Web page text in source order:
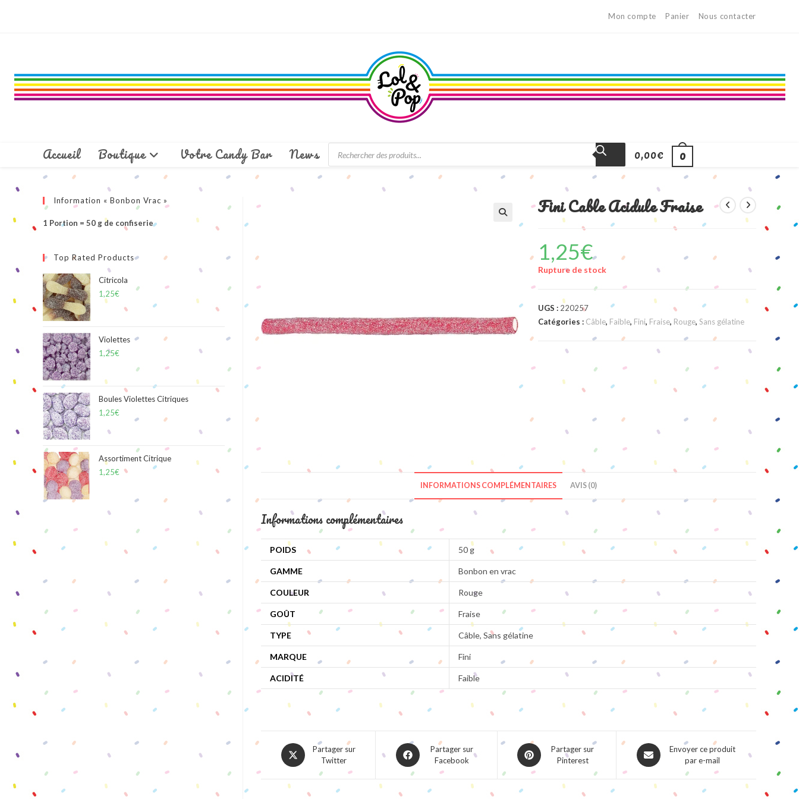
Mon compte Panier Nous contacter
Accueil Boutique Votre Candy Bar News
de
produits
0,00€ 0
Fini Cable Acidule Fraise
1,25€
Rupture de stock
UGS : 220257
Catégories : Câble, Faible, Fini, Fraise, Rouge,Sans gélatine
INFORMATIONS COMPLÉMENTAIRES AVIS (0)
Informations complémentaires
POIDS 50 g
GAMME Bonbon en vrac
COULEUR Rouge
GOÛT Fraise
TYPE Câble, Sans gélatine
MARQUE Fini
ACIDITÉ Faible
Opens
in
new
Partager sur
Twitter
Opens
in
Partager sur
Facebook
Opens
in
Partager sur
Pinterest
Opens
in
Envoyer ce produit
par e-mail
Information « Bonbon Vrac »
1 Portion = 50 g de confiserie
Top Rated Products
Citricola
1,25€
Violettes
1,25€
Boules Violettes Citriques
1,25€
Assortiment Citrique
1,25€